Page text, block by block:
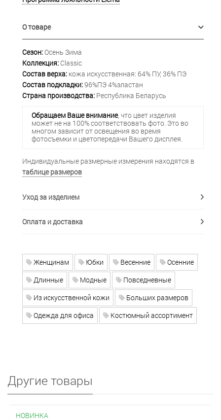
О товаре
Сезон:Осень Зима
Коллекция: Classic
Состав верха: кожа искусственная: 64% ПУ, 36% ПЭ
Состав подкладки:96%ПЭ 4%эластан
Страна производства: Республика Беларусь
Обращаем Ваше внимание, что цвет изделия
может не на 100% соответствовать фото. Это во
многом зависит от освещения во время
фотосъемки и цветопередачи Вашего дисплея.
Индивидуальные размерные измерения находятся в
таблице размеров
Уход за изделием
Оплата и доставка
Женщинам Юбки Весенние
Осенние
Длинные
Модные
Повседневные
Из искусственной кожи
Больших размеров
Одежда для офиса
Костюмный ассортимент
Другие товары
НОВИНКА